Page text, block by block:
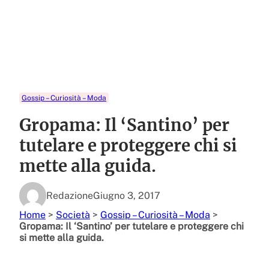
Gossip – Curiosità – Moda
Gropama: Il ‘Santino’ per
tutelare e proteggere chi si
mette alla guida.
RedazioneGiugno 3, 2017
Home > Società > Gossip – Curiosità – Moda >
Gropama: Il ‘Santino’ per tutelare e proteggere chi
si mette alla guida.